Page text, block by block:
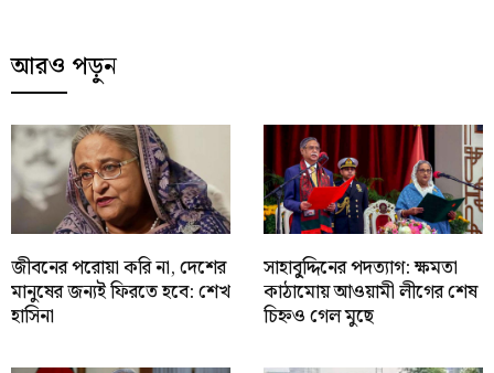
আরও পড়ুন
জীবনের পরোয়া করি না, দেশের
মানুষের জন্যই ফিরতে হবে: শেখ
হাসিনা
সাহাবু্দ্দিনের পদত্যাগ: ক্ষমতা
কাঠামোয় আওয়ামী লীগের শেষ
চিহ্নও গেল মুছে